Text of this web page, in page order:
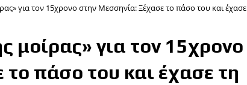
για τον 15χρονο στην Μεσσηνία: Ξέχασε το πάσο του και έχασε
μοίρας» για τον 15χρονο
πάσο του και έχασε τη